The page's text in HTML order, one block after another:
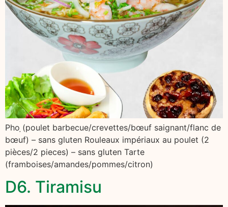
Pho ̣(poulet barbecue/crevettes/bœuf saignant/flanc de
bœuf) – sans gluten Rouleaux impériaux au poulet (2
pièces/2 pieces) – sans gluten Tarte
(framboises/amandes/pommes/citron)
D6. Tiramisu